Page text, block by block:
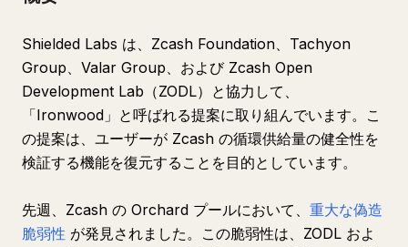
Shielded Labs は、Zcash Foundation、Tachyon
Group、Valar Group、および Zcash Open
Development Lab（ZODL）と協力して、
「Ironwood」と呼ばれる提案に取り組んでいます。こ
の提案は、ユーザーが Zcash の循環供給量の健全性を
検証する機能を復元することを目的としています。
先週、Zcash の Orchard プールにおいて、 重大な偽造
脆弱性 が発見されました。この脆弱性は、ZODL およ